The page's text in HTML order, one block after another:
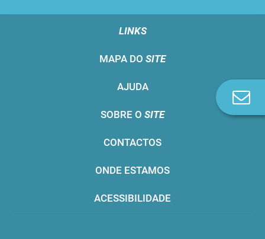
LINKS
MAPA DO SITE
AJUDA
SOBRE O SITE
CONTACTOS
ONDE ESTAMOS
ACESSIBILIDADE